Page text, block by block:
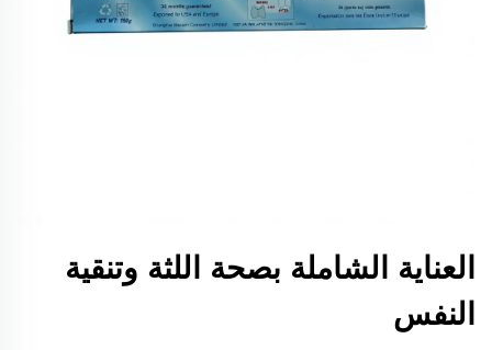
العناية الشاملة بصحة اللثة وتنقية
النفس